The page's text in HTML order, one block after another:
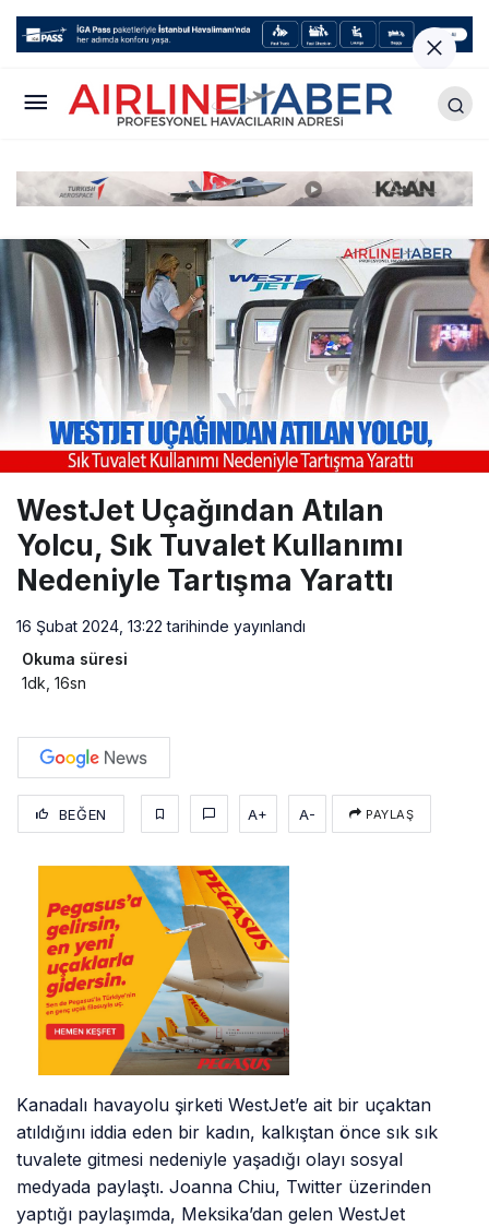
WestJet Uçağından Atılan
Yolcu, Sık Tuvalet Kullanımı
Nedeniyle Tartışma Yarattı
16 Şubat 2024, 13:22 tarihinde yayınlandı
Okuma süresi
1dk, 16sn
BEĞEN A+ A- PAYLAŞ
Kanadalı havayolu şirketi WestJet’e ait bir uçaktan
atıldığını iddia eden bir kadın, kalkıştan önce sık sık
tuvalete gitmesi nedeniyle yaşadığı olayı sosyal
medyada paylaştı. Joanna Chiu, Twitter üzerinden
yaptığı paylaşımda, Meksika’dan gelen WestJet